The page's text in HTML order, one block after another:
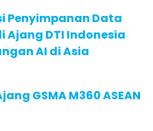
Penyimpanan Data
Ajang DTI Indonesia
AI di Asia
GSMA M360 ASEAN